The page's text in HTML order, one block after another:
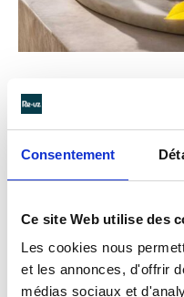
Consentement
Ce site Web utilise des
Les cookies nous
et les annonces, d'offrir
médias sociaux et
DIE